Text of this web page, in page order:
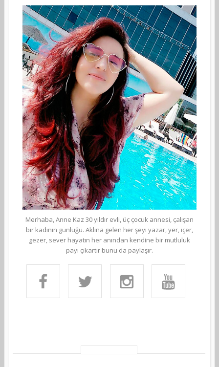
Merhaba, Anne Kaz 30 yıldır evli, üç çocuk annesi, çalışan
bir kadının günlüğü. Aklına gelen her şeyi yazar, yer, içer,
gezer, sever hayatın her anından kendine bir mutluluk
payı çıkartır bunu da paylaşır.